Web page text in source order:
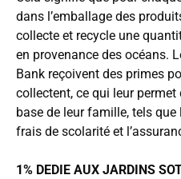
dans l’emballage des
collecte et recycle une
en provenance des océans.
Bank reçoivent des primes
collectent, ce qui leur
base de leur famille, tels
frais de scolarité et
1% DEDIE AUX JARDINS